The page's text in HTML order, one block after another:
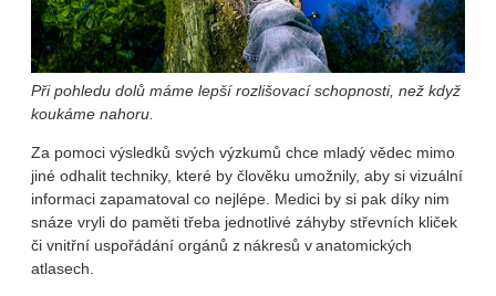
Při pohledu dolů máme lepší rozlišovací schopnosti, než když
koukáme nahoru.
Za pomoci výsledků svých výzkumů chce mladý vědec mimo
jiné odhalit techniky, které by člověku umožnily, aby si vizuální
informaci zapamatoval co nejlépe. Medici by si pak díky nim
snáze vryli do paměti třeba jednotlivé záhyby střevních kliček
či vnitřní uspořádání orgánů z nákresů v anatomických
atlasech.